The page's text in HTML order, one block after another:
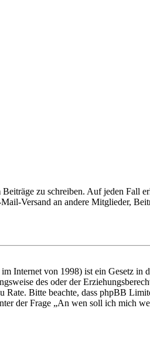
zu schreiben. Auf jeden Fall
Versand an andere Mitglieder,
Internet von 1998) ist ein Gesetz in
des oder der
Bitte beachte, dass phpBB
der Frage „An wen soll ich mich